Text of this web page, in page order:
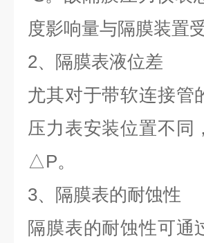
度影响量与隔膜装置
2、隔膜表液位差
尤其对于带软连接管
压力表安装位置不同
△P。
3、隔膜表的耐蚀性
隔膜表的耐蚀性可通